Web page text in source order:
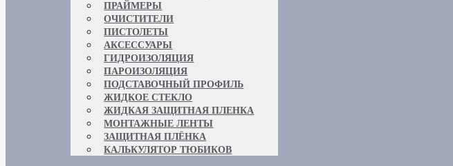
ПРАЙМЕРЫ
ОЧИСТИТЕЛИ
ПИСТОЛЕТЫ
АКСЕССУАРЫ
ГИДРОИЗОЛЯЦИЯ
ПАРОИЗОЛЯЦИЯ
ПОДСТАВОЧНЫЙ ПРОФИЛЬ
ЖИДКОЕ СТЕКЛО
ЖИДКАЯ ЗАЩИТНАЯ ПЛЕНКА
МОНТАЖНЫЕ ЛЕНТЫ
ЗАЩИТНАЯ ПЛЁНКА
КАЛЬКУЛЯТОР ТЮБИКОВ